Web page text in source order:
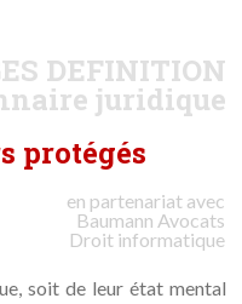
DEFINITION
juridique
protégés
en partenariat avec
Baumann Avocats
Droit informatique
soit de leur état mental